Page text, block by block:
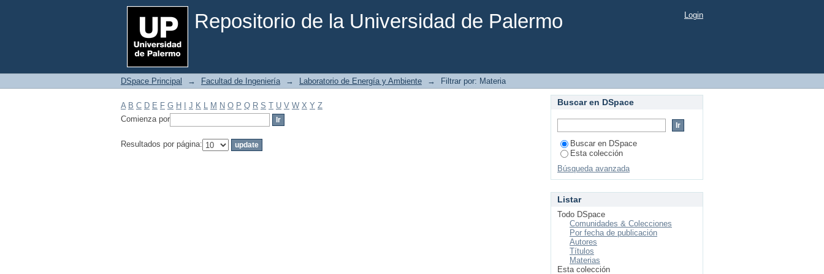
Repositorio de la Universidad de Palermo
Filtrar por: Materia Login
DSpace Principal → Facultad de Ingeniería → Laboratorio de Energía y Ambiente → Filtrar por: Materia
A B C D E F G H J K L M N O P Q R S T U V W X Y Z
Comienza por
Resultados por página:
Buscar en DSpace
Buscar en DSpace
Esta colección
Búsqueda avanzada
Listar
Todo DSpace
Comunidades & Colecciones
Por fecha de publicación
Autores
Títulos
Materias
Esta colección